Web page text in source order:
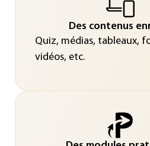
Des contenus
Quiz, médias, tableaux,
vidéos, etc.